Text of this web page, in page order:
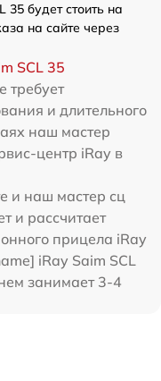
35 будет стоить на
на сайте через
SCL 35
требует
и длительного
наш мастер
центр iRay в
и наш мастер сц
и рассчитает
прицела iRay
iRay Saim SCL
занимает 3-4